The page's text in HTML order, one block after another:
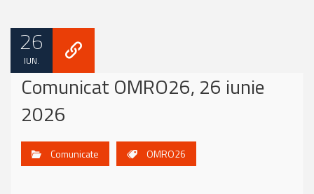
26
IUN.
Comunicat OMRO26, 26 iunie
2026
Comunicate OMRO26